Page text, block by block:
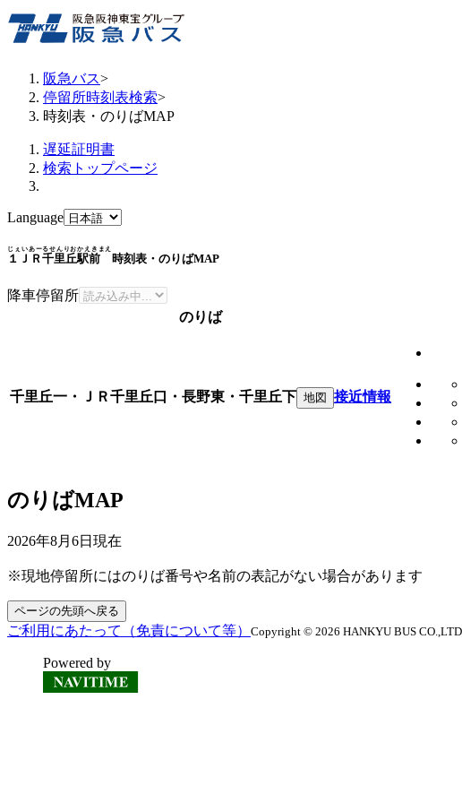
阪急バス>
停留所時刻表検索>
時刻表・のりばMAP
遅延証明書
検索トップページ
Language
１ＪＲ千里丘駅前
じぇいあーるせんりおかえきまえ
時刻表・のりばMAP
降車停留所
のりば
千里丘一・ＪＲ千里丘口・長野東・千里丘下 地図 接近情報
のりばMAP
2026年8月6日 現在
※現地停留所にはのりば番号や名前の表記がない場合があります
ページの先頭へ戻る
ご利用にあたって（免責について等） Copyright © 2026 HANKYU BUS
Powered by